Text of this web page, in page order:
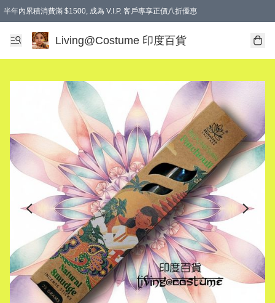
半年內累積消費滿 $1500, 成為 V.I.P. 客戶專享正價八折優惠
滿$600免本地運費
Living@Costume 印度百貨